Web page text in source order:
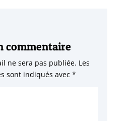
commentaire
ne sera pas publiée. Les
sont indiqués avec *